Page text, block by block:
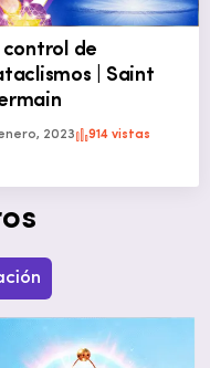
control de
| Saint
2023 914 vistas